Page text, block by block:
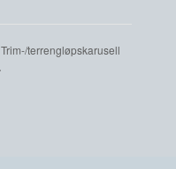
Trim-/terrengløpskarusell